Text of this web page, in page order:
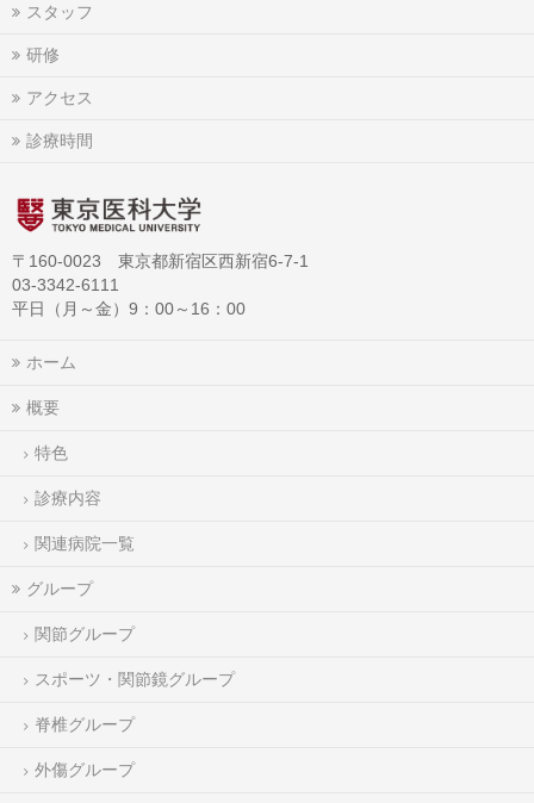
スタッフ
研修
アクセス
診療時間
〒160-0023 東京都新宿区西新宿6-7-1
03-3342-6111
平日（月～金）9：00～16：00
ホーム
概要
特色
診療内容
関連病院一覧
グループ
関節グループ
スポーツ・関節鏡グループ
脊椎グループ
外傷グループ